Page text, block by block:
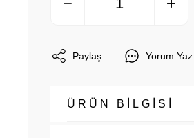
Paylaş Yorum Yaz
ÜRÜN BİLGİSİ